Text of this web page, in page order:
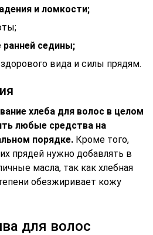
и ломкости;
седины;
вида и силы прядям.
хлеба для волос в целом
любые средства на
порядке. Кроме того,
прядей нужно добавлять в
масла, так как хлебная
обезжиривает кожу
для волос